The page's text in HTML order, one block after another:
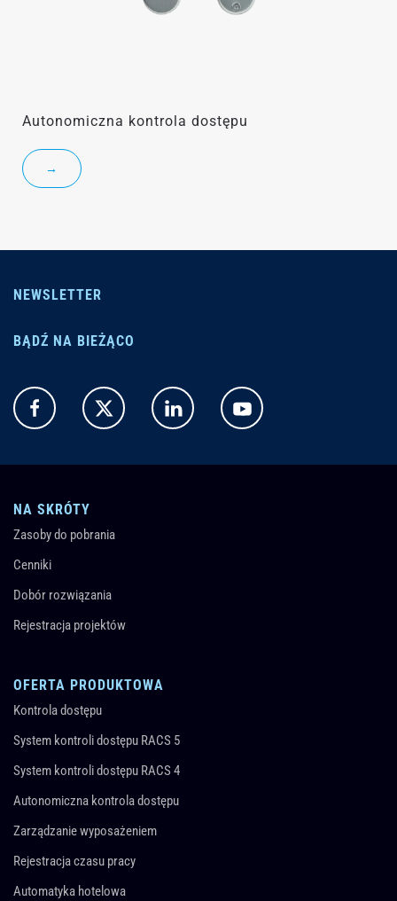
Autonomiczna kontrola dostępu
→
NEWSLETTER
BĄDŹ NA BIEŻĄCO
NA SKRÓTY
Zasoby do pobrania
Cenniki
Dobór rozwiązania
Rejestracja projektów
OFERTA PRODUKTOWA
Kontrola dostępu
System kontroli dostępu RACS 5
System kontroli dostępu RACS 4
Autonomiczna kontrola dostępu
Zarządzanie wyposażeniem
Rejestracja czasu pracy
Automatyka hotelowa